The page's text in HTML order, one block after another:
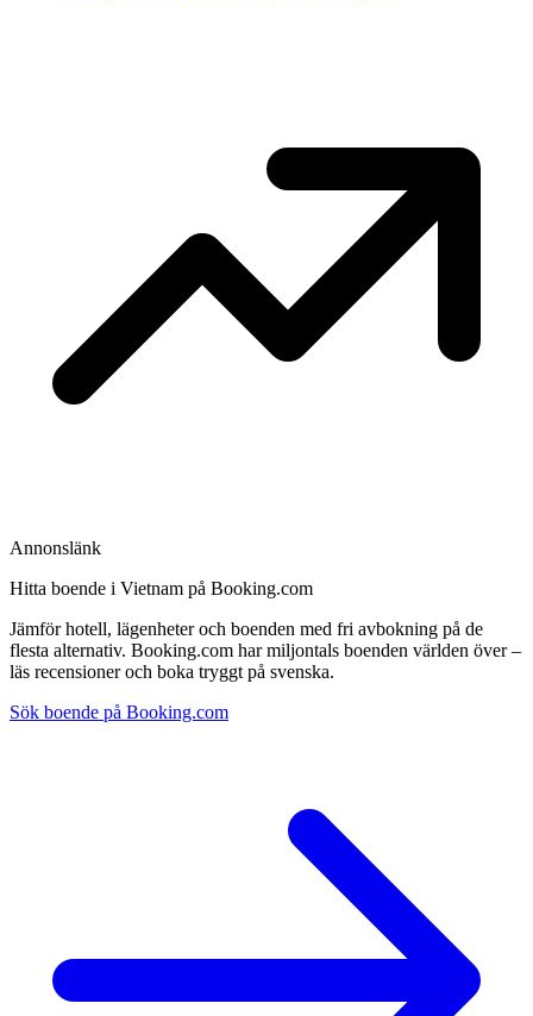
Annonslänk
Hitta boende i Vietnam på Booking.com
Jämför hotell, lägenheter och boenden med fri avbokning på de
flesta alternativ. Booking.com har miljontals boenden världen över –
läs recensioner och boka tryggt på svenska.
Sök boende på Booking.com